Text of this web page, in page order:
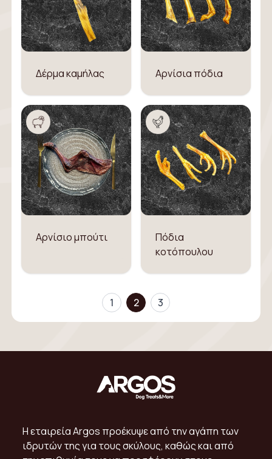
Δέρμα καμήλας Αρνίσια πόδια
Αρνίσιο μπούτι
Πόδια
κοτόπουλου
1 2 3
Η εταιρεία Argos προέκυψε από την αγάπη των
ιδρυτών της για τους σκύλους, καθώς και από